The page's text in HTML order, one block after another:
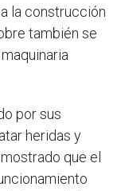
la construcción
también se
por sus
heridas y
que el